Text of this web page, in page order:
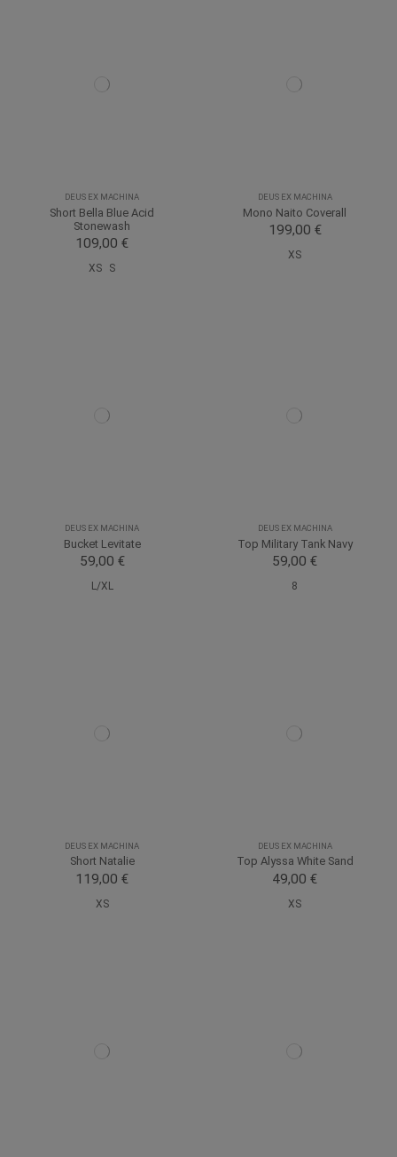
DEUS EX MACHINA
Short Bella Blue Acid
Stonewash
109,00 €
XS S
DEUS EX MACHINA
Mono Naito Coverall
199,00 €
XS
DEUS EX MACHINA
Bucket Levitate
59,00 €
L/XL
DEUS EX MACHINA
Top Military Tank Navy
59,00 €
8
DEUS EX MACHINA
Short Natalie
119,00 €
XS
DEUS EX MACHINA
Top Alyssa White Sand
49,00 €
XS